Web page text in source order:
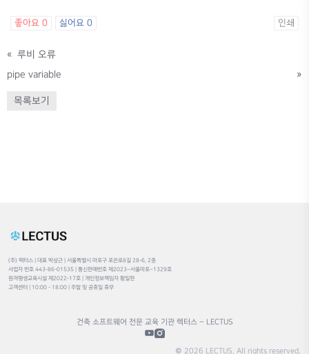
좋아요 0 싫어요 0 인쇄
« 루비 오류
pipe variable
»
목록보기